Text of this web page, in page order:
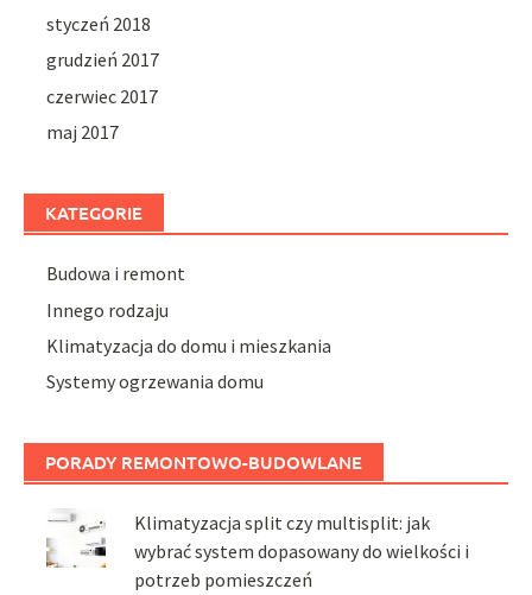
styczeń 2018
grudzień 2017
czerwiec 2017
maj 2017
KATEGORIE
Budowa i remont
Innego rodzaju
Klimatyzacja do domu i mieszkania
Systemy ogrzewania domu
PORADY REMONTOWO-BUDOWLANE
Klimatyzacja split czy multisplit: jak
wybrać system dopasowany do wielkości i
potrzeb pomieszczeń